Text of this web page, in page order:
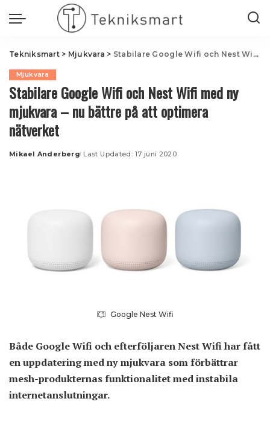
Tekniksmart> Mjukvara > Stabilare Google Wifi och Nest Wifi med ny mjukvara – nu bättre på att optimera nätverket
Mjukvara
Stabilare Google Wifi och Nest Wifi med ny
mjukvara – nu bättre på att optimera
nätverket
Posted
Mikael Anderberg Last Updated: 17 juni 2020
Google Nest Wifi
Både Google Wifi och efterföljaren Nest Wifi har fått
en uppdatering med ny mjukvara som förbättrar
mesh-produkternas funktionalitet med instabila
internetanslutningar.